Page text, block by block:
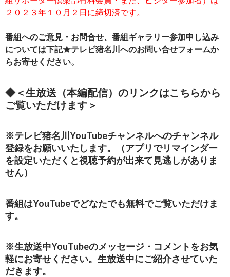
２０２３年１０月２日に締切済です。
番組へのご意見・お問合せ、番組ギャラリー参加申し込み
については下記★テレビ猪名川へのお問い合せフォームか
らお寄せください。
◆＜生放送（本編配信）のリンクはこちらから
ご覧いただけます＞
※テレビ猪名川YouTubeチャンネルへのチャンネル
登録をお願いいたします。（アプリでリマインダー
を設定いただくと視聴予約が出来て見逃しがありま
せん）
番組はYouTubeでどなたでも無料でご覧いただけま
す。
※生放送中YouTubeのメッセージ・コメントをお気
軽にお寄せください。生放送中にご紹介させていた
だきます。